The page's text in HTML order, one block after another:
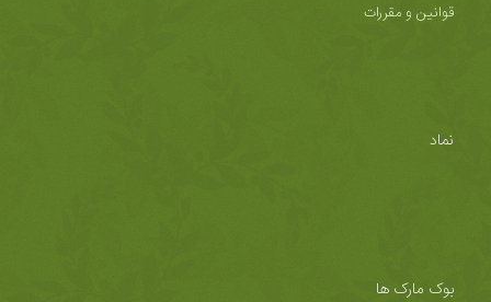
قوانین و مقررات
نماد
بوک مارک ها